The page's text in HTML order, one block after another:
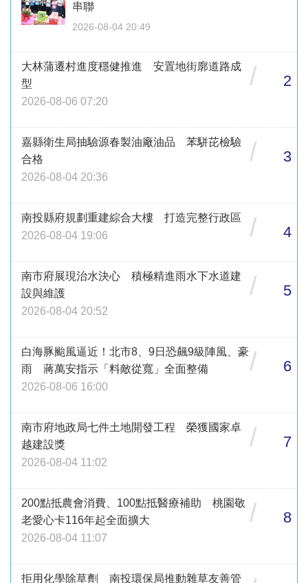
串聯
2026-08-04 20:49
大林蒲遷村進度穩健推進 安置地街廓道路成
型
2026-08-06 07:20
/ 2
嘉縣衛生局抽驗源春製油廠油品 苯駢芘檢驗
合格
2026-08-04 20:36
/ 3
南投縣府規劃重建綜合大樓 打造完整行政區
2026-08-04 19:06
/ 4
南市府展現治水決心 積極精進雨水下水道建
設與維護
2026-08-04 20:52
/ 5
白海豚颱風逼近！北市8、9日恐飆9級陣風、豪
雨 蔣萬安指示「料敵從寬」全面整備
2026-08-06 16:00
/ 6
南市府地政局七件土地開發工程 榮獲國家卓
越建設獎
2026-08-04 11:02
/ 7
200點抵農會消費、100點抵醫療補助 桃園敬
老愛心卡116年起全面擴大
2026-08-04 11:07
/ 8
拒用化學除草劑 南投環保局推動雜草友善管